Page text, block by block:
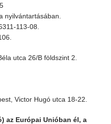
nyilvántartásában.
113-08.
utca 26/B földszint 2.
Victor Hugó utca 18-22.
az Európai Unióban él, a